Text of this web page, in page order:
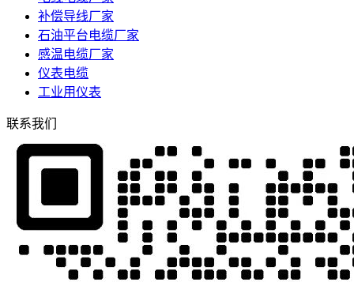
补偿导线厂家
石油平台电缆厂家
感温电缆厂家
仪表电缆
工业用仪表
联系我们